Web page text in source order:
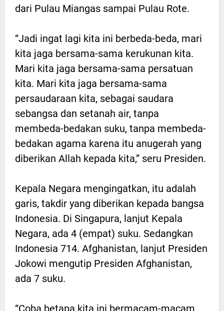
dari Pulau Miangas sampai Pulau Rote.
“Jadi ingat lagi kita ini berbeda-beda, mari
kita jaga bersama-sama kerukunan kita.
Mari kita jaga bersama-sama persatuan
kita. Mari kita jaga bersama-sama
persaudaraan kita, sebagai saudara
sebangsa dan setanah air, tanpa
membeda-bedakan suku, tanpa membeda-
bedakan agama karena itu anugerah yang
diberikan Allah kepada kita,” seru Presiden.
Kepala Negara mengingatkan, itu adalah
garis, takdir yang diberikan kepada bangsa
Indonesia. Di Singapura, lanjut Kepala
Negara, ada 4 (empat) suku. Sedangkan
Indonesia 714. Afghanistan, lanjut Presiden
Jokowi mengutip Presiden Afghanistan,
ada 7 suku.
“Coba betapa kita ini bermacam-macam,